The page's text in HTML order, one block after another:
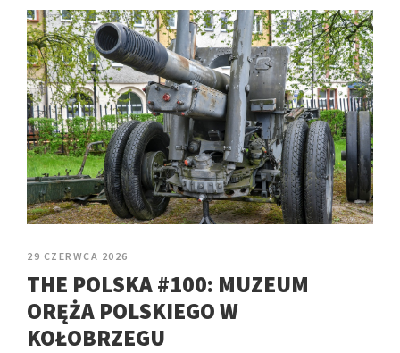
29 CZERWCA 2026
THE POLSKA #100: MUZEUM
ORĘŻA POLSKIEGO W
KOŁOBRZEGU